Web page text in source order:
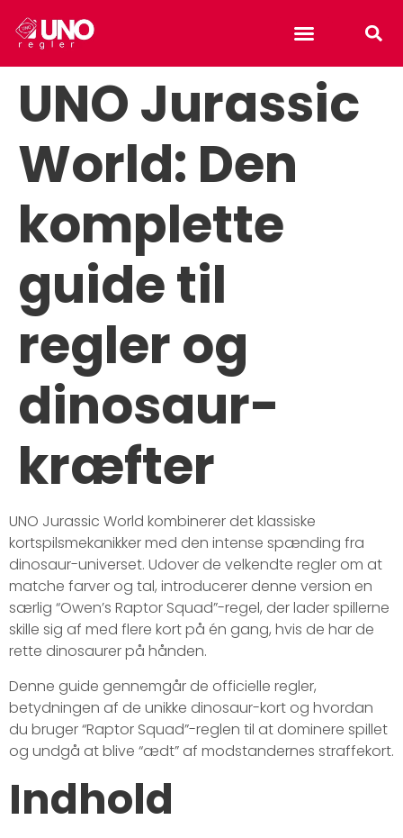
UNO Jurassic
World: Den
komplette
guide til
regler og
dinosaur-
kræfter
UNO Jurassic World kombinerer det klassiske
kortspilsmekanikker med den intense spænding fra
dinosaur-universet. Udover de velkendte regler om at
matche farver og tal, introducerer denne version en
særlig “Owen’s Raptor Squad”-regel, der lader spillerne
skille sig af med flere kort på én gang, hvis de har de
rette dinosaurer på hånden.
Denne guide gennemgår de officielle regler,
betydningen af de unikke dinosaur-kort og hvordan
du bruger “Raptor Squad”-reglen til at dominere spillet
og undgå at blive “ædt” af modstandernes straffekort.
Indhold